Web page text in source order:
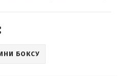
БОКСУ